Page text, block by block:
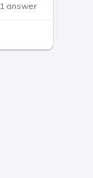
1 answer